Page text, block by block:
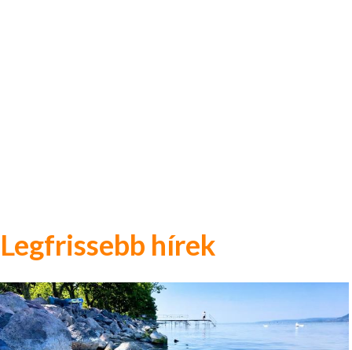
Legfrissebb hírek